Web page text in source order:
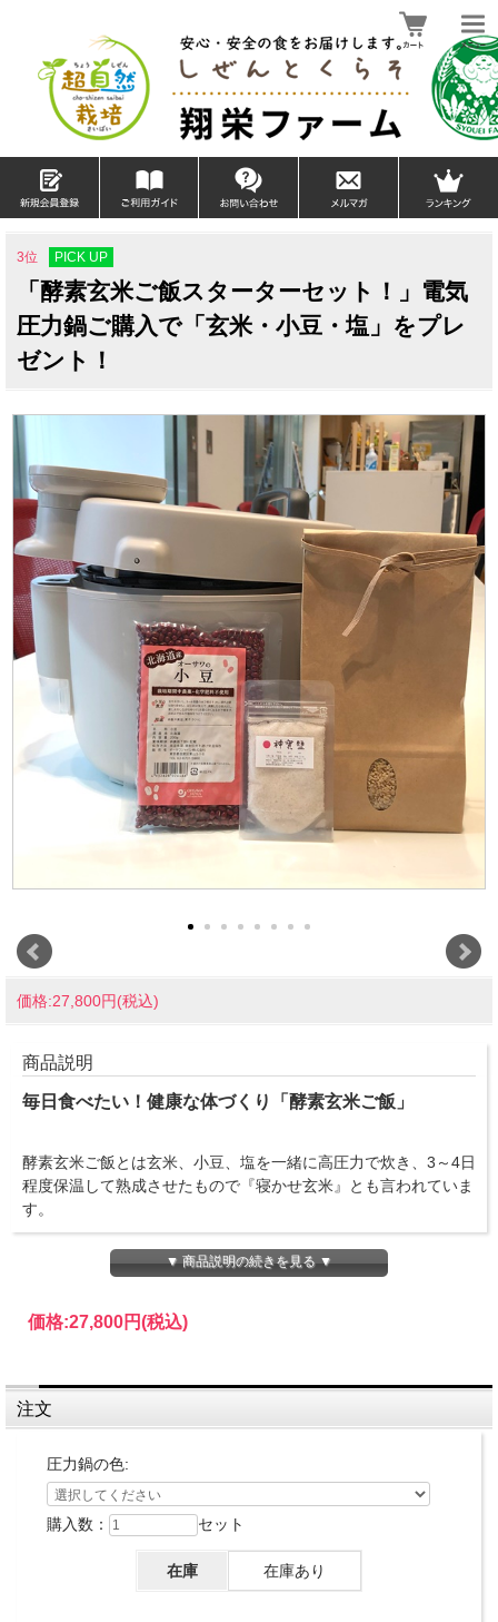
3位 PICK UP
「酵素玄米ご飯スターターセット！」電気
圧力鍋ご購入で「玄米・小豆・塩」をプレ
ゼント！
価格:27,800円(税込)
商品説明
毎日食べたい！健康な体づくり「酵素玄米ご飯」
酵素玄米ご飯とは玄米、小豆、塩を一緒に高圧力で炊き、3～4日
程度保温して熟成させたもので『寝かせ玄米』とも言われていま
す。
炊き上がった玄米を寝かせることで、酵素の働きが活性化し血液
だけの玄米よりもギャバなどの栄養素がアップします。
一緒に炊いた小豆にはポリフェノール、不活性食物繊維、たんぱ
く質、ビタミンＢ１，鉄分、カリウム、サポニンなどが含まれて
す。
小豆のタンパク質（アミノ酸）が玄米の糖分と反応（メイラード
反応）し、「メラノイジン」を生み出すことで抗酸化作用、動脈
硬化予防、高脂血症予防、整腸作用など血液をサラサラにして若
▼ 商品説明の続きを見る ▼
価格:27,800円(税込)
注文
圧力鍋の色:
購入数： セット
在庫 在庫あり